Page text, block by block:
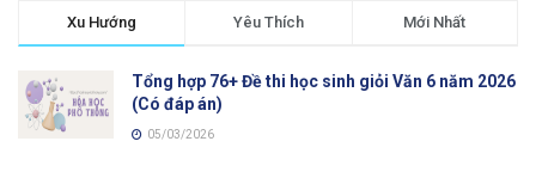
Xu Hướng Yêu Thích Mới Nhất
Tổng hợp 76+ Đề thi học sinh giỏi Văn 6 năm 2026
(Có đáp án)
05/03/2026